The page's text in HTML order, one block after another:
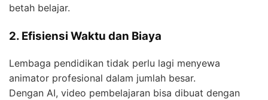
betah belajar.
2. Efisiensi Waktu dan Biaya
Lembaga pendidikan tidak perlu lagi menyewa
animator profesional dalam jumlah besar.
Dengan AI, video pembelajaran bisa dibuat dengan